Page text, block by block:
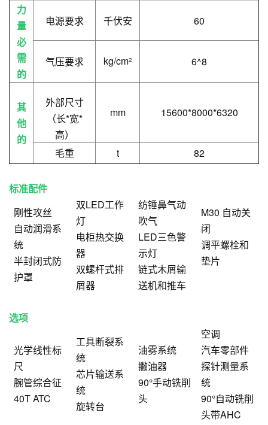
力
量
必
需
的
电源要求 千伏安 60
气压要求 kg/cm² 6^8
其
他
的
外部尺寸
（长*宽*
高）
mm 15600*8000*6320
毛重 t 82
标准配件
刚性攻丝
自动润滑系
统
半封闭式防
护罩
双LED工作
灯
电柜热交换
器
双螺杆式排
屑器
纺锤鼻气动
吹气
LED三色警
示灯
链式木屑输
送机和推车
M30 自动关
闭
调平螺栓和
垫片
选项
光学线性标
尺
腕管综合征
40T ATC
工具断裂系
统
芯片输送系
统
旋转台
油雾系统
撇油器
90°手动铣削
头
空调
汽车零部件
探针测量系
统
90°自动铣削
头带AHC